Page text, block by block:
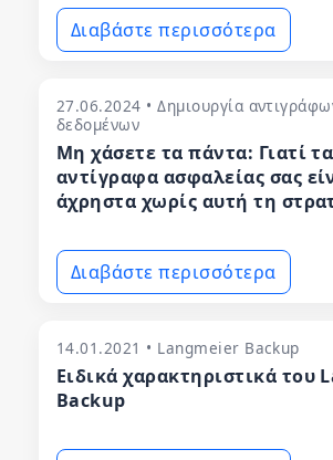
Διαβάστε περισσότερα
27.06.2024 • Δημιουργία
δεδομένων
Μη χάσετε τα πάντα: Γιατί τα
αντίγραφα ασφαλείας σας
άχρηστα χωρίς αυτή τη
Διαβάστε περισσότερα
14.01.2021 • Langmeier Backup
Ειδικά χαρακτηριστικά του
Backup